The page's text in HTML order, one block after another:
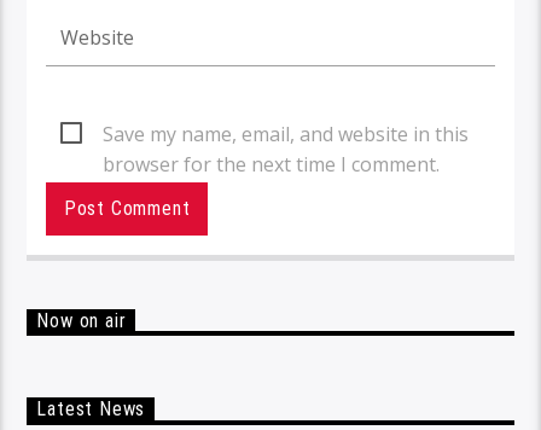
Save my name, email, and website in this
browser for the next time I comment.
Now on air
Latest News